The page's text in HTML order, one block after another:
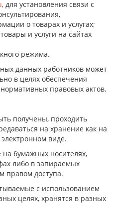
, для установления связи с
о товарах и услугах;
и услуги на сайтах
режима.
данных работников может
в целях обеспечения
правовых актов.
получены, проходить
на хранение как на
виде.
бумажных носителях,
либо в запираемых
правом доступа.
с использованием
целях, хранятся в разных